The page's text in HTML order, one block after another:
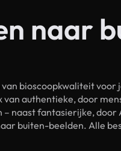
naar
bioscoopkwaliteit
authentieke, door
naast fantasierijke,
buiten-beelden. Alle